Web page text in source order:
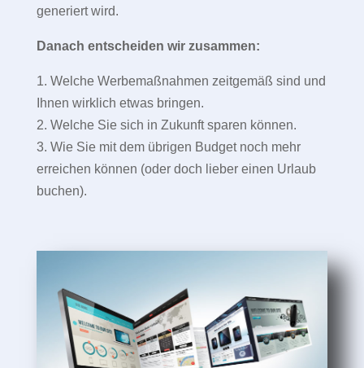
generiert wird.
Danach entscheiden wir zusammen:
1. Welche Werbemaßnahmen zeitgemäß sind und
Ihnen wirklich etwas bringen.
2. Welche Sie sich in Zukunft sparen können.
3. Wie Sie mit dem übrigen Budget noch mehr
erreichen können (oder doch lieber einen Urlaub
buchen).